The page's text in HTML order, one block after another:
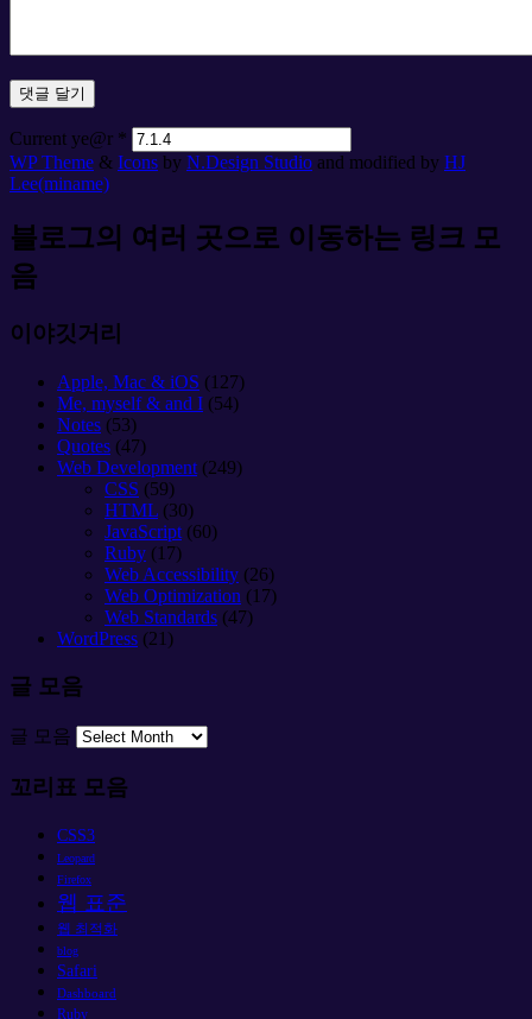
Current ye@r *
WP Theme & Icons by N.Design Studio and modified by HJ
Lee(miname)
블로그의 여러 곳으로 이동하는 링크 모
음
이야깃거리
Apple, Mac & iOS (127)
Me, myself & and I (54)
Notes (53)
Quotes (47)
Web Development (249)
CSS (59)
HTML (30)
JavaScript (60)
Ruby (17)
Web Accessibility (26)
Web Optimization (17)
Web Standards (47)
WordPress (21)
글 모음
글 모음
꼬리표 모음
CSS3
Leopard
Firefox
웹 표준
웹 최적화
blog
Safari
Dashboard
Ruby